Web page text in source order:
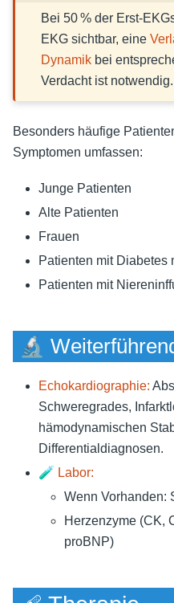
Bei 50 % der Erst-
EKG sichtbar, eine
Dynamik bei
Verdacht ist notwendig.
Besonders häufige
Symptomen umfassen:
Junge Patienten
Alte Patienten
Frauen
Patienten mit Diabetes
Patienten mit
🔬
Echokardiographie:
Schweregrades,
hämodynamischen
Differentialdiagnosen.
🧪 Labor:
Wenn Vorhanden:
Herzenzyme (CK,
proBNP)